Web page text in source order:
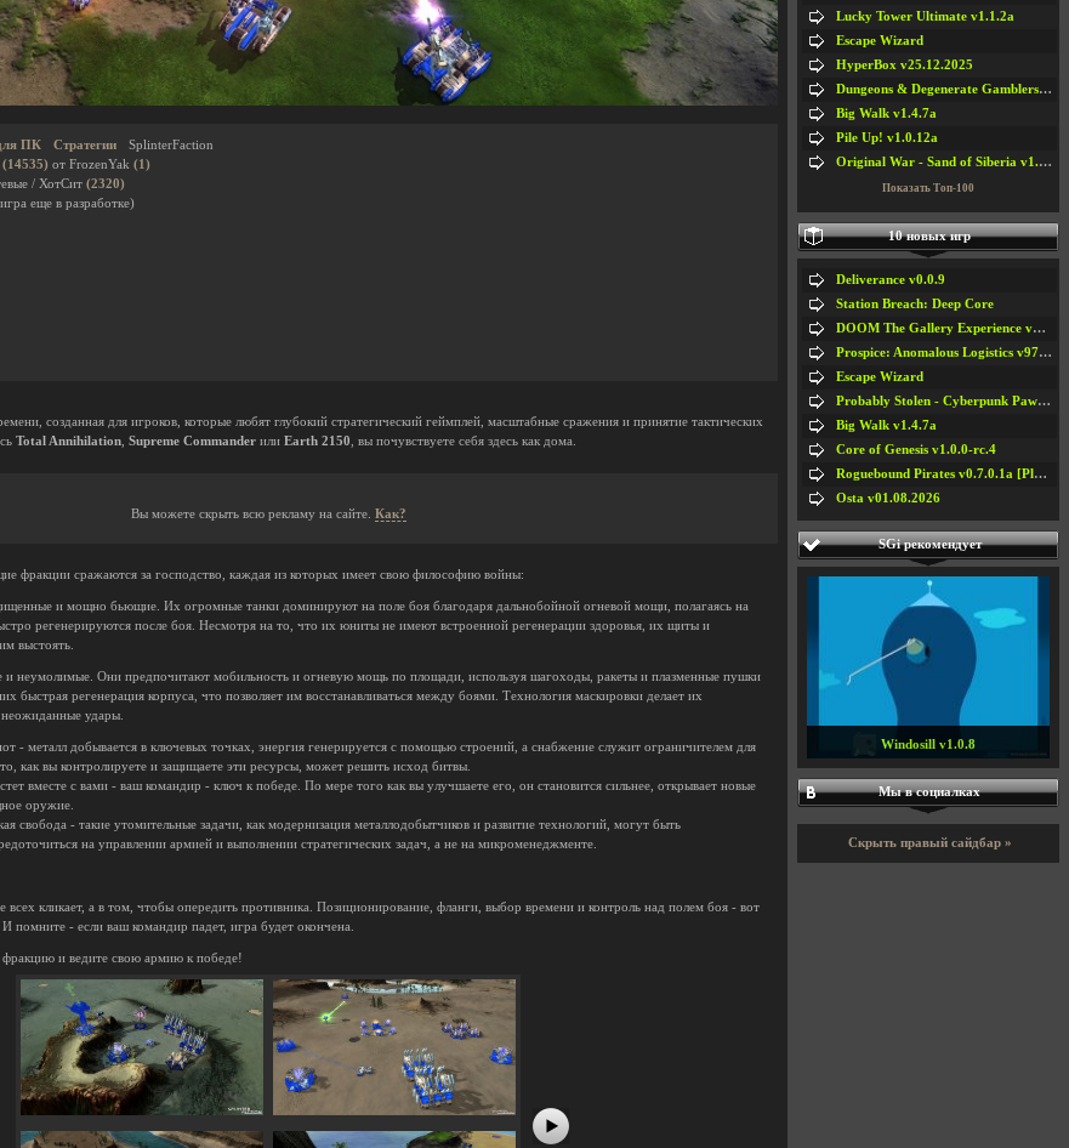
ПК Стратегии
SplinterFaction
(14535) от FrozenYak (1)
/ ХотСит (2320)
еще в разработке)
созданная для игроков, которые любят глубокий стратегический геймплей, масштабные сражения и принятие тактических
Total Annihilation Supreme Commander или Earth 2150 , вы почувствуете себя здесь как дома.
Вы можете скрыть всю рекламу на сайте. Как?
фракции сражаются за господство, каждая из которых имеет свою философию войны:
и мощно бьющие. Их огромные танки доминируют на поле боя благодаря дальнобойной огневой мощи, полагаясь на
регенерируются после боя. Несмотря на то, что их юниты не имеют встроенной регенерации здоровья, их щиты и
выстоять.
и неумолимые. Они предпочитают мобильность и огневую мощь по площади, используя шагоходы, ракеты и плазменные пушки
быстрая регенерация корпуса, что позволяет им восстанавливаться между боями. Технология маскировки делает их
удары.
- металл добывается в ключевых точках, энергия генерируется с помощью строений, а снабжение служит ограничителем для
как вы контролируете и защищаете эти ресурсы, может решить исход битвы.
вместе с вами - ваш командир - ключ к победе. По мере того как вы улучшаете его, он становится сильнее, открывает новые
оружие.
свобода - такие утомительные задачи, как модернизация металлодобытчиков и развитие технологий, могут быть
на управлении армией и выполнении стратегических задач, а не на микроменеджменте.
всех кликает, а в том, чтобы опередить противника. Позиционирование, фланги, выбор времени и контроль над полем боя - вот
. И помните - если ваш командир падет, игра будет окончена.
и ведите свою армию к победе!
Lucky Tower Ultimate v1.1.2a
Escape Wizard
HyperBox v25.12.2025
Dungeons & Degenerate Gamblers v2.0.2a
Big Walk v1.4.7a
Pile Up! v1.0.12a
Original War - Sand of Siberia v1.6.30
Показать Топ-100
10 новых игр
Deliverance v0.0.9
Station Breach: Deep Core
DOOM The Gallery Experience v1.4.2
Prospice: Anomalous Logistics v97 [Playtest]
Escape Wizard
Probably Stolen - Cyberpunk Pawnshop Simulator v048c [Playtest]
Big Walk v1.4.7a
Core of Genesis v1.0.0-rc.4
Roguebound Pirates v0.7.0.1a [Playtest]
Osta v01.08.2026
SGi рекомендует
Windosill v1.0.8
Мы в социалках
Скрыть правый сайдбар »